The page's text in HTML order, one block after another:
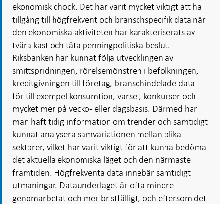
ekonomisk chock. Det har varit mycket viktigt att ha
tillgång till högfrekvent och branschspecifik data när
den ekonomiska aktiviteten har karakteriserats av
tvära kast och täta penningpolitiska beslut.
Riksbanken har kunnat följa utvecklingen av
smittspridningen, rörelsemönstren i befolkningen,
kreditgivningen till företag, branschindelade data
för till exempel konsumtion, varsel, konkurser och
mycket mer på vecko- eller dagsbasis. Därmed har
man haft tidig information om trender och samtidigt
kunnat analysera samvariationen mellan olika
sektorer, vilket har varit viktigt för att kunna bedöma
det aktuella ekonomiska läget och den närmaste
framtiden. Högfrekventa data innebär samtidigt
utmaningar. Dataunderlaget är ofta mindre
genomarbetat och mer bristfälligt, och eftersom det